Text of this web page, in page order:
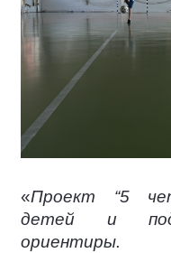
«Проект “5
детей и